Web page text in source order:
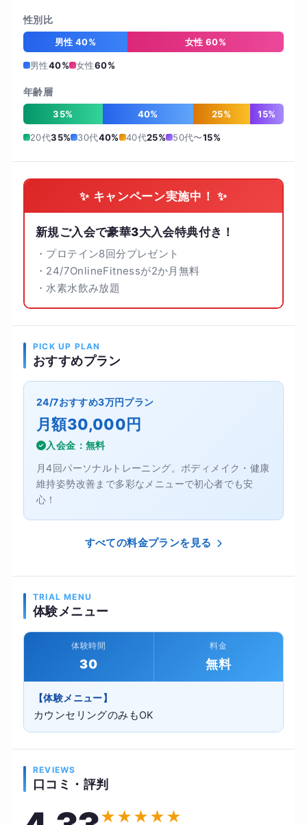
性別比
男性 40% 女性 60%
男性40% 女性60%
年齢層
35% 40% 25% 15%
20代35% 30代40% 40代25% 50代〜15%
✨ キャンペーン実施中！ ✨
新規ご入会で豪華3大入会特典付き！
・プロテイン8回分プレゼント
・24/7OnlineFitnessが2か月無料
・水素水飲み放題
PICK UP PLAN
おすすめプラン
24/7おすすめ3万円プラン
月額30,000円
入会金：無料
月4回パーソナルトレーニング。ボディメイク・健康
維持姿勢改善まで多彩なメニューで初心者でも安
心！
すべての料金プランを見る
TRIAL MENU
体験メニュー
体験時間
30
料金
無料
【体験メニュー】
カウンセリングのみもOK
REVIEWS
口コミ・評判
★★★★★